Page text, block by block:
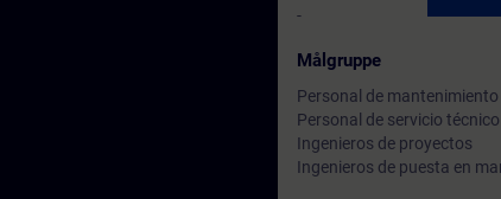
-
Målgruppe
Personal de mantenimiento
Personal de servicio técnico
Ingenieros de proyectos
Ingenieros de puesta en